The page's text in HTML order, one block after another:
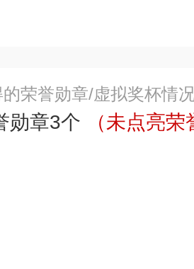
荣誉勋章/虚拟奖杯情
勋章3个 （未点亮